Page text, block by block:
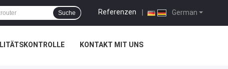
German
Referenzen
Suche
KONTAKT MIT UNS